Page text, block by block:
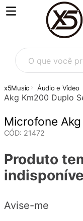
O que você procura?
Áudio e Vídeo
Akg Km200 Duplo
Microfone
CÓD: 21472
Produto
Avise-me